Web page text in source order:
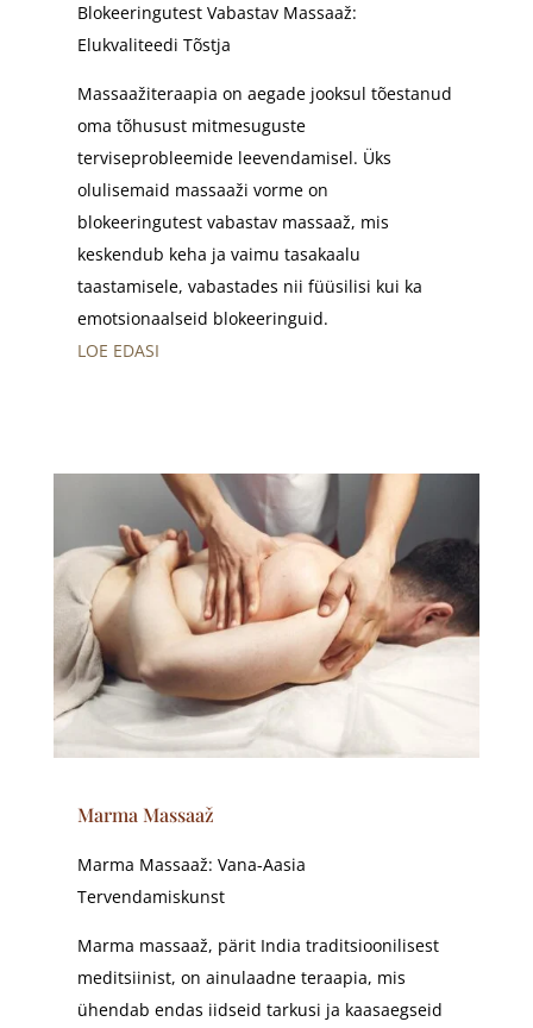
Blokeeringutest Vabastav Massaaž:
Elukvaliteedi Tõstja
Massaažiteraapia on aegade jooksul tõestanud
oma tõhusust mitmesuguste
terviseprobleemide leevendamisel. Üks
olulisemaid massaaži vorme on
blokeeringutest vabastav massaaž, mis
keskendub keha ja vaimu tasakaalu
taastamisele, vabastades nii füüsilisi kui ka
emotsionaalseid blokeeringuid.
LOE EDASI
Marma Massaaž
Marma Massaaž: Vana-Aasia
Tervendamiskunst
Marma massaaž, pärit India traditsioonilisest
meditsiinist, on ainulaadne teraapia, mis
ühendab endas iidseid tarkusi ja kaasaegseid